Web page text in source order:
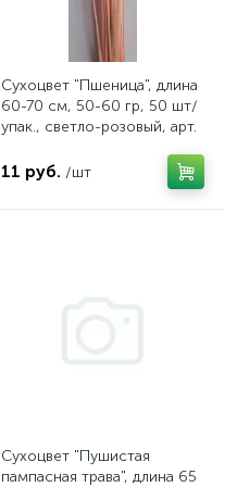
Сухоцвет "Пшеница", длина
60-70 см, 50-60 гр, 50 шт/
упак., светло-розовый, арт.
11 руб. /шт
Сухоцвет "Пушистая
пампасная трава", длина 65